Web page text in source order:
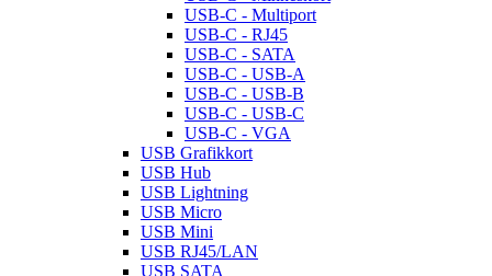
USB-C - Multiport
USB-C - RJ45
USB-C - SATA
USB-C - USB-A
USB-C - USB-B
USB-C - USB-C
USB-C - VGA
USB Grafikkort
USB Hub
USB Lightning
USB Micro
USB Mini
USB RJ45/LAN
USB SATA